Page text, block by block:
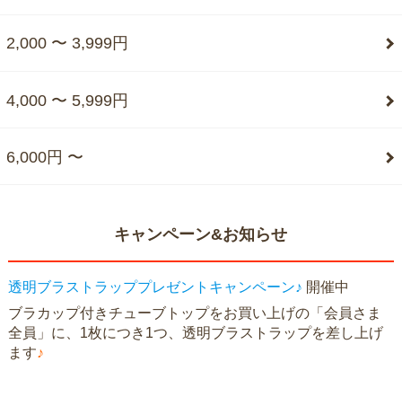
2,000 〜 3,999円
4,000 〜 5,999円
6,000円 〜
キャンペーン&お知らせ
透明ブラストラッププレゼントキャンペーン♪ 開催中
ブラカップ付きチューブトップをお買い上げの「会員さま
全員」に、1枚につき1つ、透明ブラストラップを差し上げ
ます♪